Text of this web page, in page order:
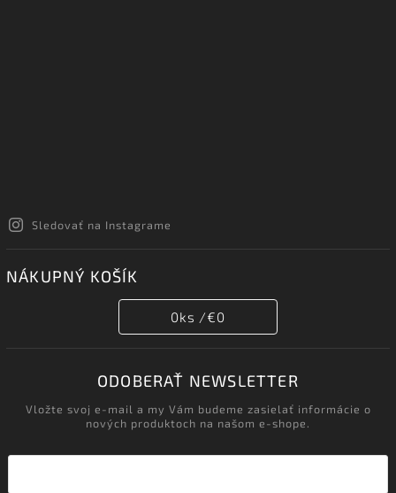
Sledovať na Instagrame
NÁKUPNÝ KOŠÍK
0ks /€0
ODOBERAŤ NEWSLETTER
Vložte svoj e-mail a my Vám budeme zasielať informácie o
nových produktoch na našom e-shope.